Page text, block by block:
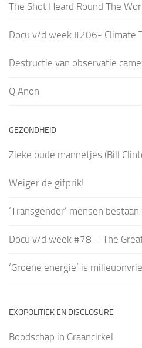
The Shot Heard Round The
Docu v/d week #206- Climate
Destructie van observatie
Q Anon
GEZONDHEID
Zieke oude mannetjes (Bill
Weiger de gifprik!
‘Transgender’ mensen
Docu v/d week #78 – The
‘Groene energie’ is
EXOPOLITIEK EN DISCLOSURE
Boodschap in Graancirkel